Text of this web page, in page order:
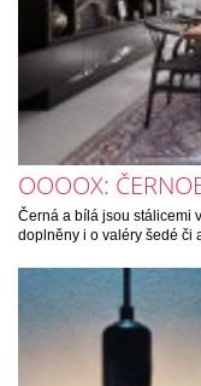
OOOOX:
Černá a bílá jsou stálicemi
doplněny i o valéry šedé či